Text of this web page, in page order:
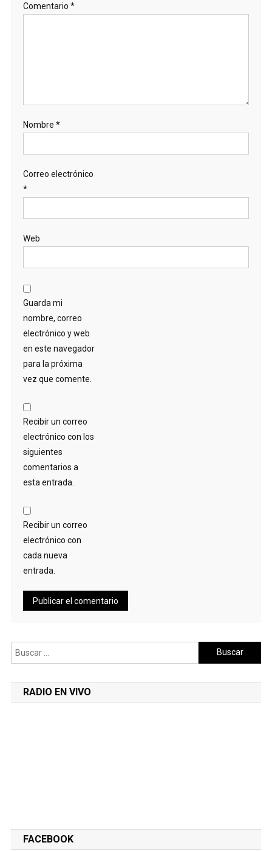
Comentario *
Nombre *
Correo electrónico
*
Web
Guarda mi
nombre, correo
electrónico y web
en este navegador
para la próxima
vez que comente.
Recibir un correo
electrónico con los
siguientes
comentarios a
esta entrada.
Recibir un correo
electrónico con
cada nueva
entrada.
Buscar:
RADIO EN VIVO
FACEBOOK